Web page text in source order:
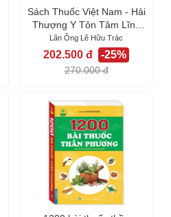
Sách Thuốc Việt Nam - Hải
Thượng Y Tôn Tâm Lĩnh
Quyển 4 (từ...
Lãn Ông Lê Hữu Trác
202.500 đ -25%
270.000 đ